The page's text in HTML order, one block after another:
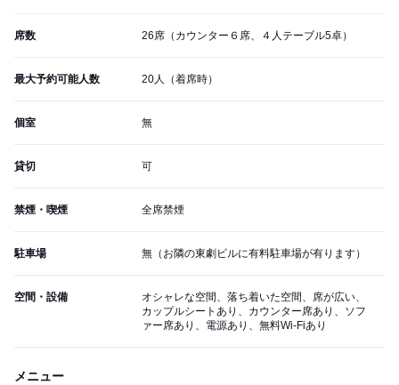
席数 26席（カウンター６席、４人テーブル5卓）
最大予約可能人数 20人（着席時）
個室 無
貸切 可
禁煙・喫煙 全席禁煙
駐車場 無（お隣の東劇ビルに有料駐車場が有ります）
空間・設備
オシャレな空間、落ち着いた空間、席が広い、
カップルシートあり、カウンター席あり、ソフ
ァー席あり、電源あり、無料Wi-Fiあり
メニュー